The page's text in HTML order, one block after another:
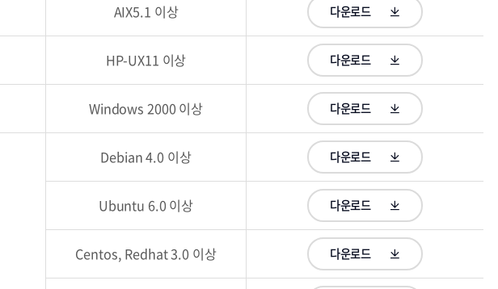
AIX5.1 이상 다운로드
HP-UX11 이상 다운로드
Windows 2000 이상 다운로드
Debian 4.0 이상 다운로드
Ubuntu 6.0 이상 다운로드
Centos, Redhat 3.0 이상 다운로드